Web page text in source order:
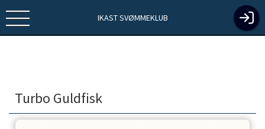
IKAST SVØMMEKLUB
Turbo Guldfisk